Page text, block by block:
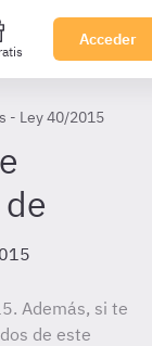
Acceder
- Ley 40/2015
Además, si te
de este